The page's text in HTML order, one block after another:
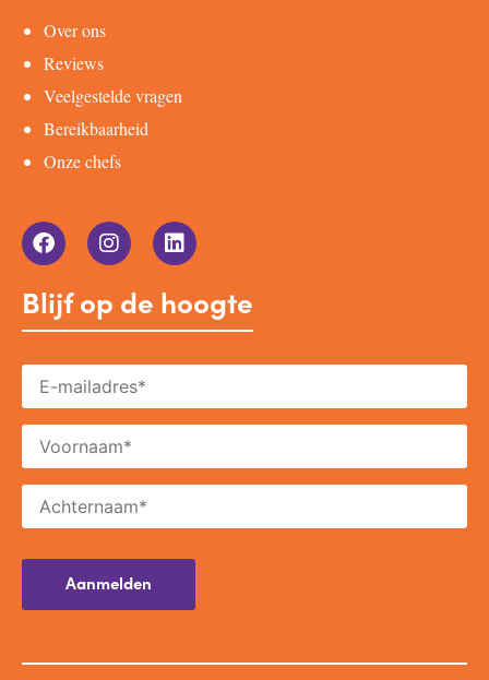
Over ons
Reviews
Veelgestelde vragen
Bereikbaarheid
Onze chefs
Blijf op de hoogte